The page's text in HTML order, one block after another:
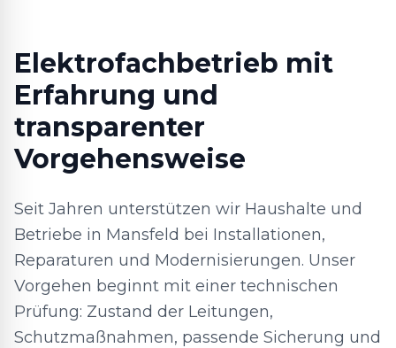
Elektrofachbetrieb mit
Erfahrung und
transparenter
Vorgehensweise
Seit Jahren unterstützen wir Haushalte und
Betriebe in Mansfeld bei Installationen,
Reparaturen und Modernisierungen. Unser
Vorgehen beginnt mit einer technischen
Prüfung: Zustand der Leitungen,
Schutzmaßnahmen, passende Sicherung und